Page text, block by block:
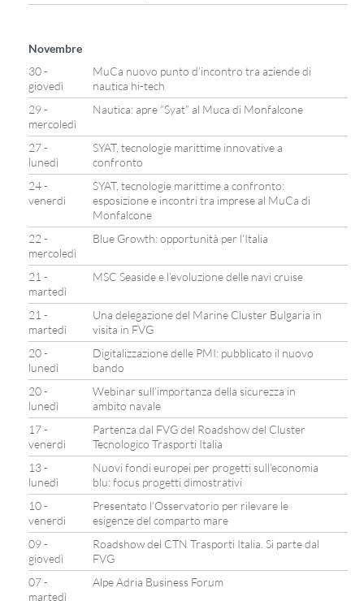
Novembre
30 -
giovedì
MuCa nuovo punto d’incontro tra aziende di
nautica hi-tech
29 -
mercoledì
Nautica: apre “Syat” al Muca di Monfalcone
27 -
lunedì
SYAT, tecnologie marittime innovative a
confronto
24 -
venerdì
SYAT, tecnologie marittime a confronto:
esposizione e incontri tra imprese al MuCa di
Monfalcone
22 -
mercoledì
Blue Growth: opportunità per l’Italia
21 -
martedì
MSC Seaside e l’evoluzione delle navi cruise
21 -
martedì
Una delegazione del Marine Cluster Bulgaria in
visita in FVG
20 -
lunedì
Digitalizzazione delle PMI: pubblicato il nuovo
bando
20 -
lunedì
Webinar sull’importanza della sicurezza in
ambito navale
17 -
venerdì
Partenza dal FVG del Roadshow del Cluster
Tecnologico Trasporti Italia
13 -
lunedì
Nuovi fondi europei per progetti sull’economia
blu: focus progetti dimostrativi
10 -
venerdì
Presentato l’Osservatorio per rilevare le
esigenze del comparto mare
09 -
giovedì
Roadshow del CTN Trasporti Italia. Si parte dal
FVG
07 -
martedì
Alpe Adria Business Forum